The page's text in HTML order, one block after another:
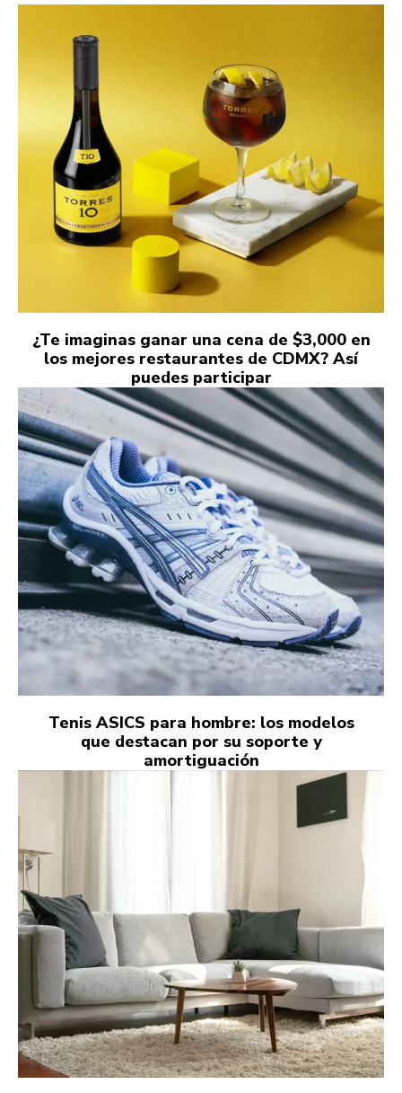
¿Te imaginas ganar una cena de $3,000 en
los mejores restaurantes de CDMX? Así
puedes participar
Tenis ASICS para hombre: los modelos
que destacan por su soporte y
amortiguación